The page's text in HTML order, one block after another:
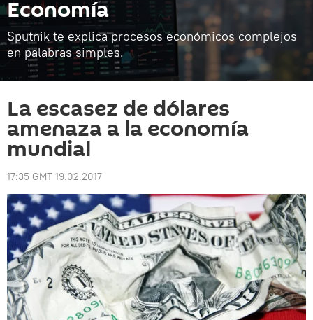
Economía
Sputnik te explica procesos económicos complejos
en palabras simples.
La escasez de dólares
amenaza a la economía
mundial
17:35 GMT 19.02.2017